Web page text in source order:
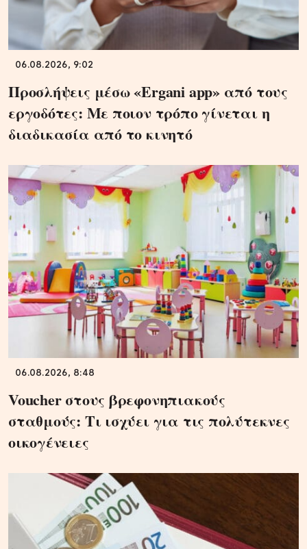
06.08.2026, 9:02
Προσλήψεις μέσω «Ergani app» από τους
εργοδότες: Με ποιον τρόπο γίνεται η
διαδικασία από το κινητό
06.08.2026, 8:48
Voucher στους βρεφονηπιακούς
σταθμούς: Τι ισχύει για τις πολύτεκνες
οικογένειες